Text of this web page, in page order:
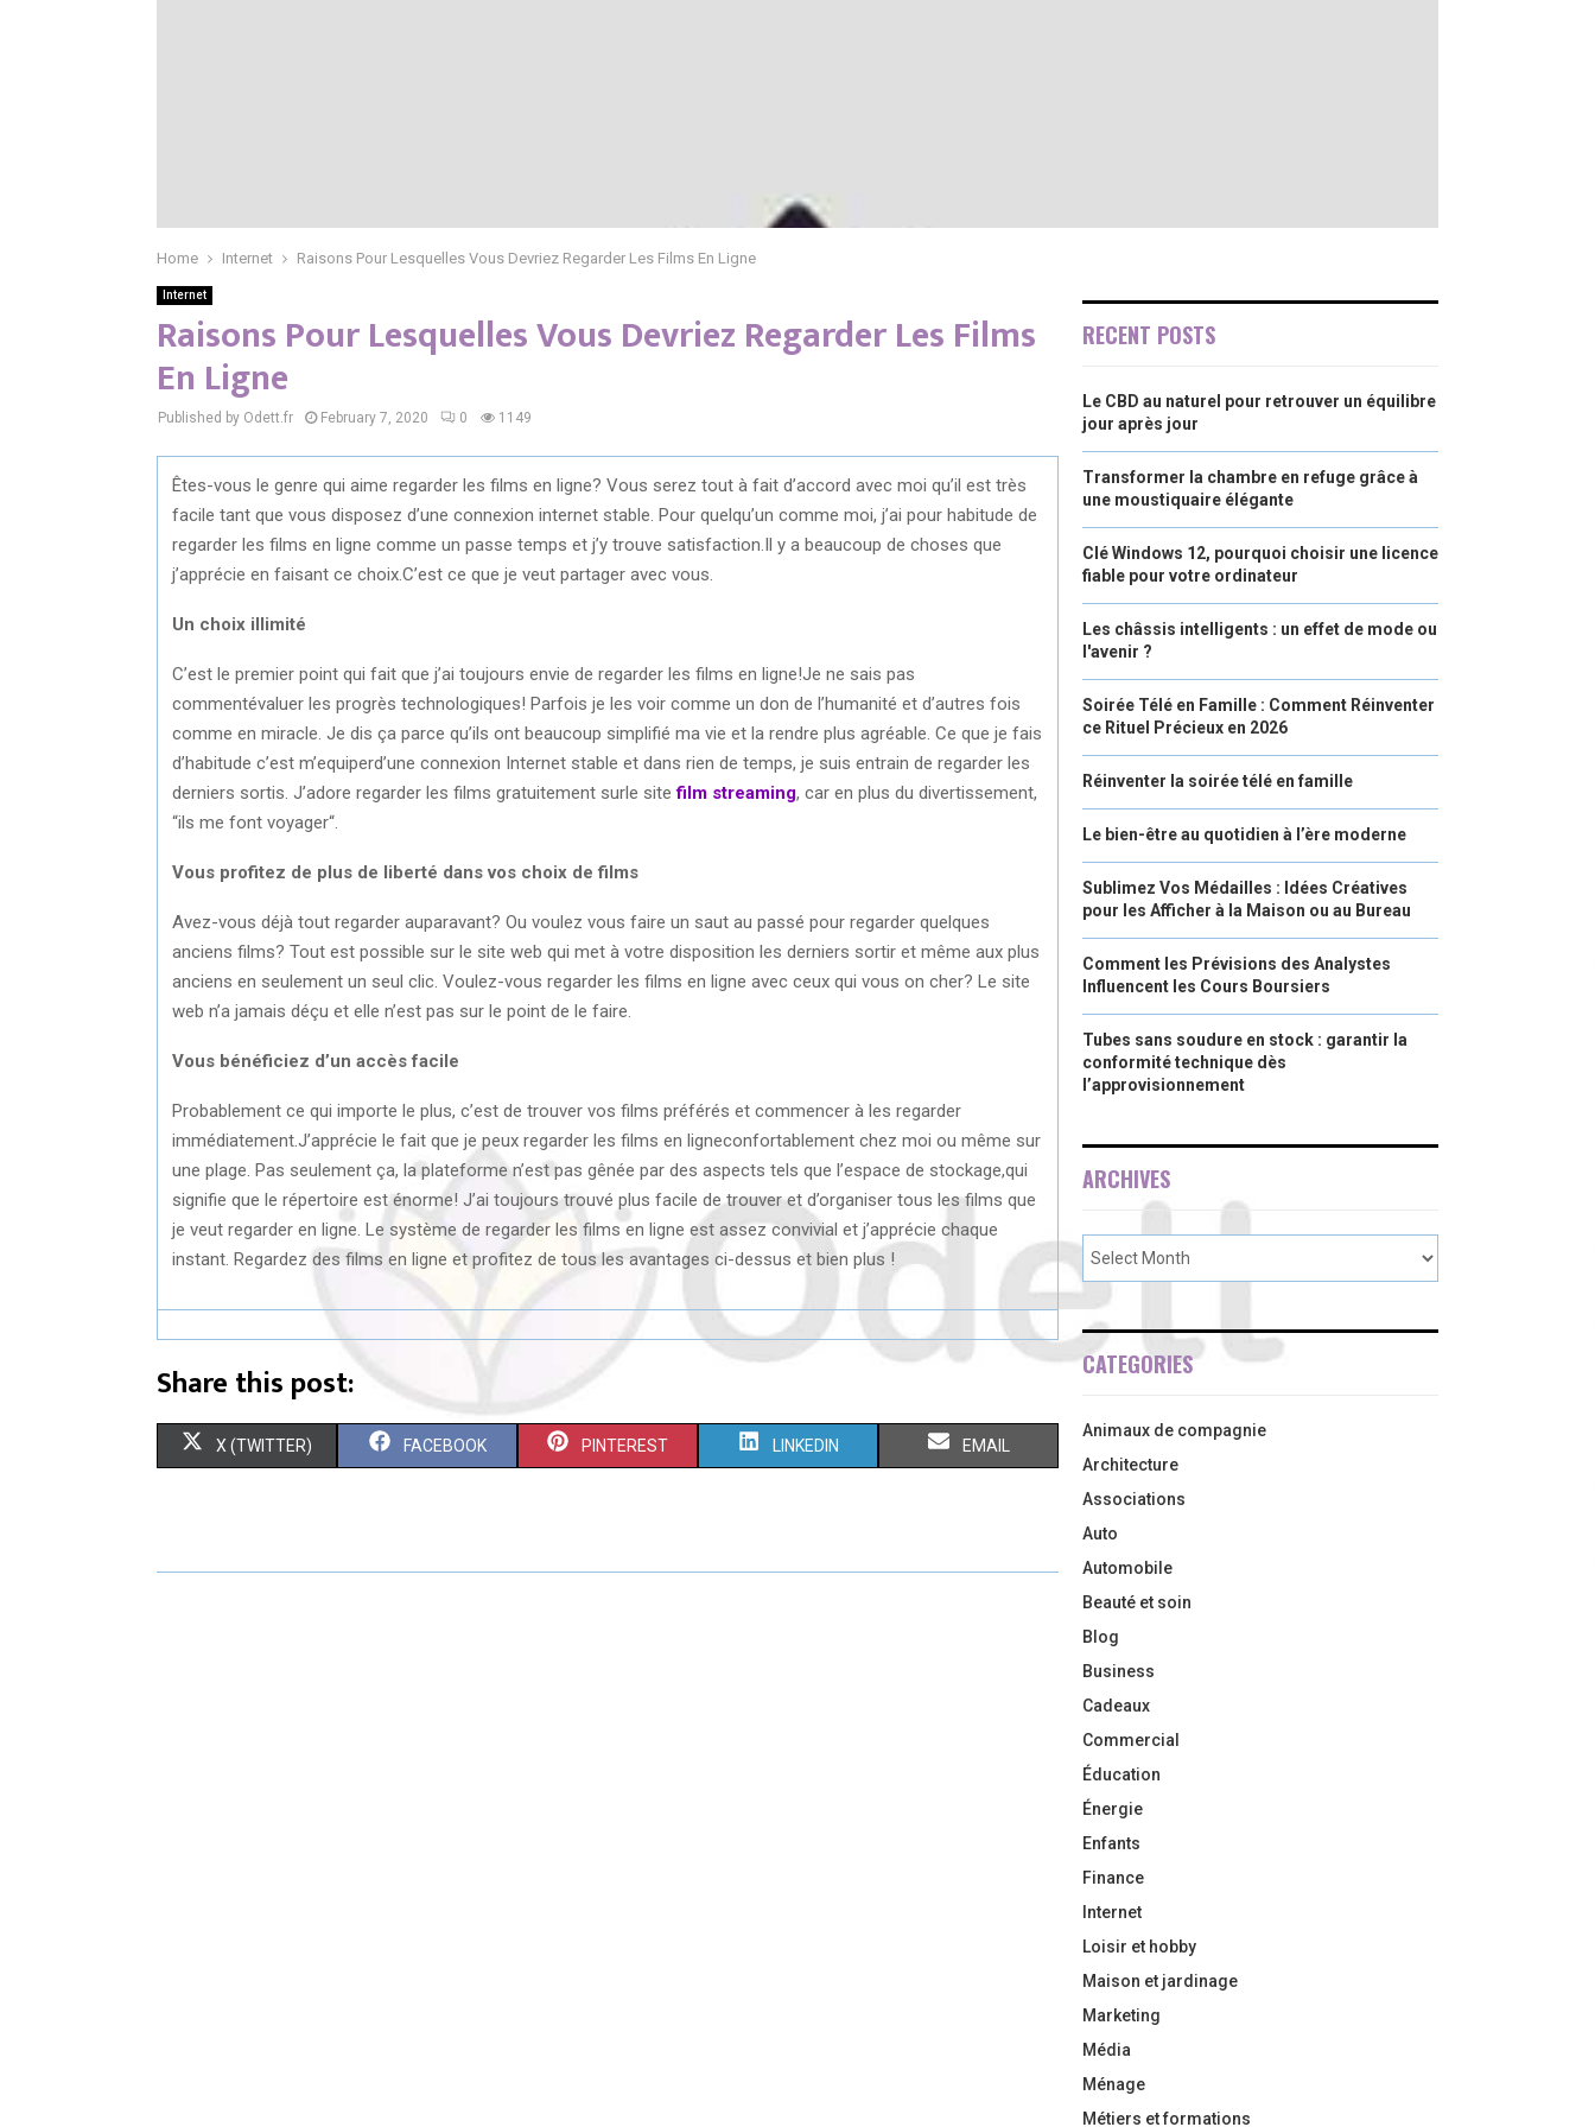
Home Internet Raisons Pour Lesquelles Vous Devriez Regarder Les Films En Ligne
Internet
Raisons Pour Lesquelles Vous Devriez Regarder Les Films
En Ligne
Published by Odett.fr February 7, 2020 0 1149
Êtes-vous le genre qui aime regarder les films en ligne? Vous serez tout à fait d’accord avec moi qu’il est très
facile tant que vous disposez d’une connexion internet stable. Pour quelqu’un comme moi, j’ai pour habitude de
regarder les films en ligne comme un passe temps et j’y trouve satisfaction.Il y a beaucoup de choses que
j’apprécie en faisant ce choix.C’est ce que je veut partager avec vous.
Un choix illimité
C’est le premier point qui fait que j’ai toujours envie de regarder les films en ligne!Je ne sais pas
commentévaluer les progrès technologiques! Parfois je les voir comme un don de l’humanité et d’autres fois
comme en miracle. Je dis ça parce qu’ils ont beaucoup simplifié ma vie et la rendre plus agréable. Ce que je fais
d’habitude c’est m’equiperd’une connexion Internet stable et dans rien de temps, je suis entrain de regarder les
derniers sortis. J’adore regarder les films gratuitement surle sitefilm streaming, car en plus du divertissement,
“ils me font voyager“.
Vous profitez de plus de liberté dans vos choix de films
Avez-vous déjà tout regarder auparavant? Ou voulez vous faire un saut au passé pour regarder quelques
anciens films? Tout est possible sur le site web qui met à votre disposition les derniers sortir et même aux plus
anciens en seulement un seul clic. Voulez-vous regarder les films en ligne avec ceux qui vous on cher? Le site
web n’a jamais déçu et elle n’est pas sur le point de le faire.
Vous bénéficiez d’un accès facile
Probablement ce qui importe le plus, c’est de trouver vos films préférés et commencer à les regarder
immédiatement.J’apprécie le fait que je peux regarder les films en ligneconfortablement chez moi ou même sur
une plage. Pas seulement ça, la plateforme n’est pas gênée par des aspects tels que l’espace de stockage,qui
signifie que le répertoire est énorme! J’ai toujours trouvé plus facile de trouver et d’organiser tous les films que
je veut regarder en ligne. Le système de regarder les films en ligne est assez convivial et j’apprécie chaque
instant. Regardez des films en ligne et profitez de tous les avantages ci-dessus et bien plus !
Share this post:
S
R
X (TWITTER) S
R
FACEBOOK S
R
PINTEREST S
R
LINKEDIN S
R
EMAIL
RECENT POSTS
Le CBD au naturel pour retrouver un équilibre
jour après jour
Transformer la chambre en refuge grâce à
une moustiquaire élégante
Clé Windows 12, pourquoi choisir une licence
fiable pour votre ordinateur
Les châssis intelligents : un effet de mode ou
l'avenir ?
Soirée Télé en Famille : Comment Réinventer
ce Rituel Précieux en 2026
Réinventer la soirée télé en famille
Le bien-être au quotidien à l’ère moderne
Sublimez Vos Médailles : Idées Créatives
pour les Afficher à la Maison ou au Bureau
Comment les Prévisions des Analystes
Influencent les Cours Boursiers
Tubes sans soudure en stock : garantir la
conformité technique dès
l’approvisionnement
ARCHIVES
CATEGORIES
Animaux de compagnie
Architecture
Associations
Auto
Automobile
Beauté et soin
Blog
Business
Cadeaux
Commercial
Éducation
Énergie
Enfants
Finance
Internet
Loisir et hobby
Maison et jardinage
Marketing
Média
Ménage
Métiers et formations